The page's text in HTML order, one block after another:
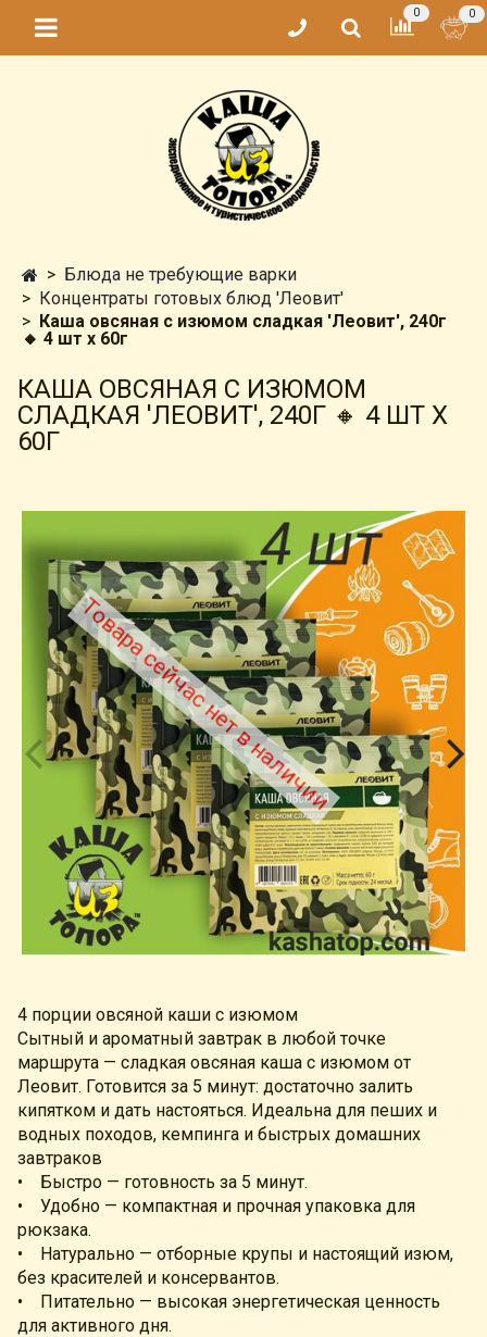
0 0
Блюда не требующие варки
Концентраты готовых блюд 'Леовит'
Каша овсяная с изюмом сладкая 'Леовит', 240г
🔸 4 шт х 60г
КАША ОВСЯНАЯ С ИЗЮМОМ
СЛАДКАЯ 'ЛЕОВИТ', 240Г 🔸 4 ШТ Х
60Г
Товара сейчас нет в наличии
4 порции овсяной каши с изюмом
Сытный и ароматный завтрак в любой точке
маршрута — сладкая овсяная каша с изюмом от
Леовит. Готовится за 5 минут: достаточно залить
кипятком и дать настояться. Идеальна для пеших и
водных походов, кемпинга и быстрых домашних
завтраков
• Быстро — готовность за 5 минут.
• Удобно — компактная и прочная упаковка для
рюкзака.
• Натурально — отборные крупы и настоящий изюм,
без красителей и консервантов.
• Питательно — высокая энергетическая ценность
для активного дня.